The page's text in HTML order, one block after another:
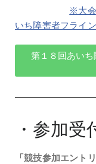
※大
いち障害者フライ
第１８回あい
・参加
「競技参加エント